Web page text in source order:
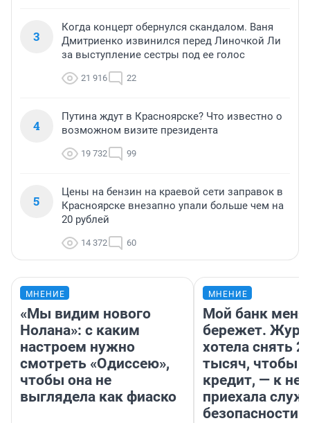
3
Когда концерт обернулся скандалом. Ваня
Дмитриенко извинился перед Линочкой Ли
за выступление сестры под ее голос
21 916 22
4
Путина ждут в Красноярске? Что известно о
возможном визите президента
19 732 99
5
Цены на бензин на краевой сети заправок в
Красноярске внезапно упали больше чем на
20 рублей
14 372 60
МНЕНИЕ
«Мы видим нового
Нолана»: с каким
настроем нужно
смотреть «Одиссею»,
чтобы она не
выглядела как фиаско
МНЕНИЕ
Мой банк меня
бережет.
хотела снять
тысяч, чтобы
кредит, — к
приехала
безопасности